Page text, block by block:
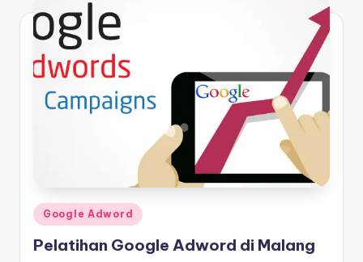
Google Adword
Pelatihan Google Adword di Malang